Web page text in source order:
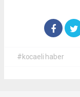
#kocaeli haber